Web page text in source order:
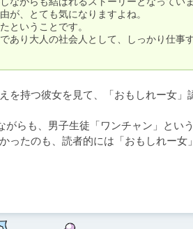
が、とても気になりますよね。
ということです。
あり大人の社会人として、しっかり仕事
を持つ彼女を見て、「おもしれー女
がらも、男子生徒「ワンチャン」とい
ったのも、読者的には「おもしれー